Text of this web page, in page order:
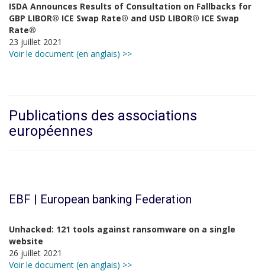
ISDA Announces Results of Consultation on Fallbacks for
GBP LIBOR® ICE Swap Rate® and USD LIBOR® ICE Swap
Rate®
23 juillet 2021
Voir le document (en anglais) >>
Publications des associations
européennes
EBF | European banking Federation
Unhacked: 121 tools against ransomware on a single
website
26 juillet 2021
Voir le document (en anglais) >>